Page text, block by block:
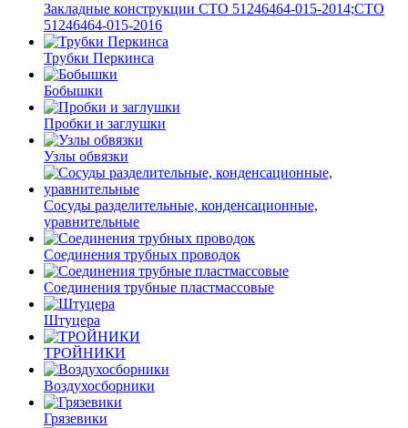
Закладные конструкции СТО 51246464-015-2014;СТО
51246464-015-2016
Трубки Перкинса
Бобышки
Пробки и заглушки
Узлы обвязки
Сосуды разделительные, конденсационные,
уравнительные
Соединения трубных проводок
Соединения трубные пластмассовые
Штуцера
ТРОЙНИКИ
Воздухосборники
Грязевики